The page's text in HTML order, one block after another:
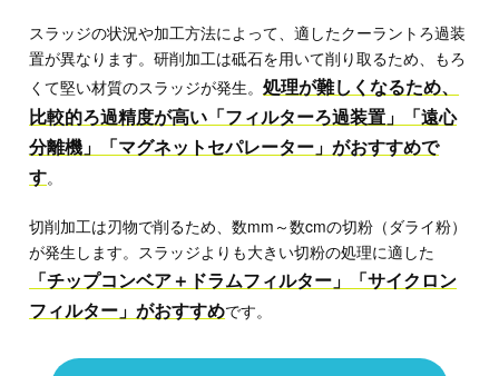
スラッジの状況や加工方法によって、適したクーラントろ過装
置が異なります。研削加工は砥石を用いて削り取るため、もろ
くて堅い材質のスラッジが発生。処理が難しくなるため、
比較的ろ過精度が高い「フィルターろ過装置」「遠心
分離機」「マグネットセパレーター」がおすすめで
す。
切削加工は刃物で削るため、数mm～数cmの切粉（ダライ粉）
が発生します。スラッジよりも大きい切粉の処理に適した
「チップコンベア＋ドラムフィルター」「サイクロン
フィルター」がおすすめです。